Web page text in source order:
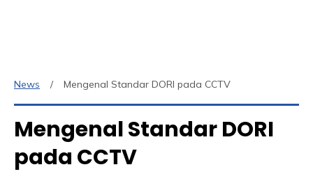
News Mengenal Standar DORI pada CCTV
Mengenal Standar DORI
pada CCTV